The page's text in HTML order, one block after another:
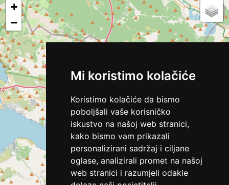
Mi koristimo kolačiće
Koristimo kolačiće da bismo
poboljšali vaše korisničko
iskustvo na našoj web stranici,
kako bismo vam prikazali
personalizirani sadržaj i ciljane
oglase, analizirali promet na našoj
web stranici i razumjeli odakle
+
−